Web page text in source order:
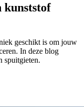
kunststof
geschikt is om jouw
In deze blog
spuitgieten.